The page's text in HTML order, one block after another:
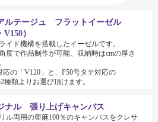
ルテージュ フラットイーゼル
）
イド機構を搭載したイーゼルです。
度で作品制作が可能、収納時はcmの厚さ
応の「V120」と、F50号タテ対応の
2種類よりお選び頂けます。
ナル 張り上げキャンバス
ル両用の亜麻100％のキャンバスをクレサ